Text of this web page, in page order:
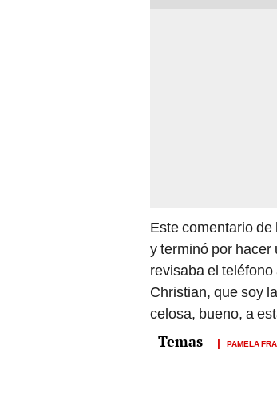
Este comentario de
y terminó por
revisaba el teléfono
Christian, que soy
celosa, bueno, a
PAMELA